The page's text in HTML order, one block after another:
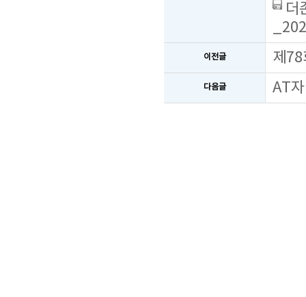
더
이전글 제78
다음글 AT